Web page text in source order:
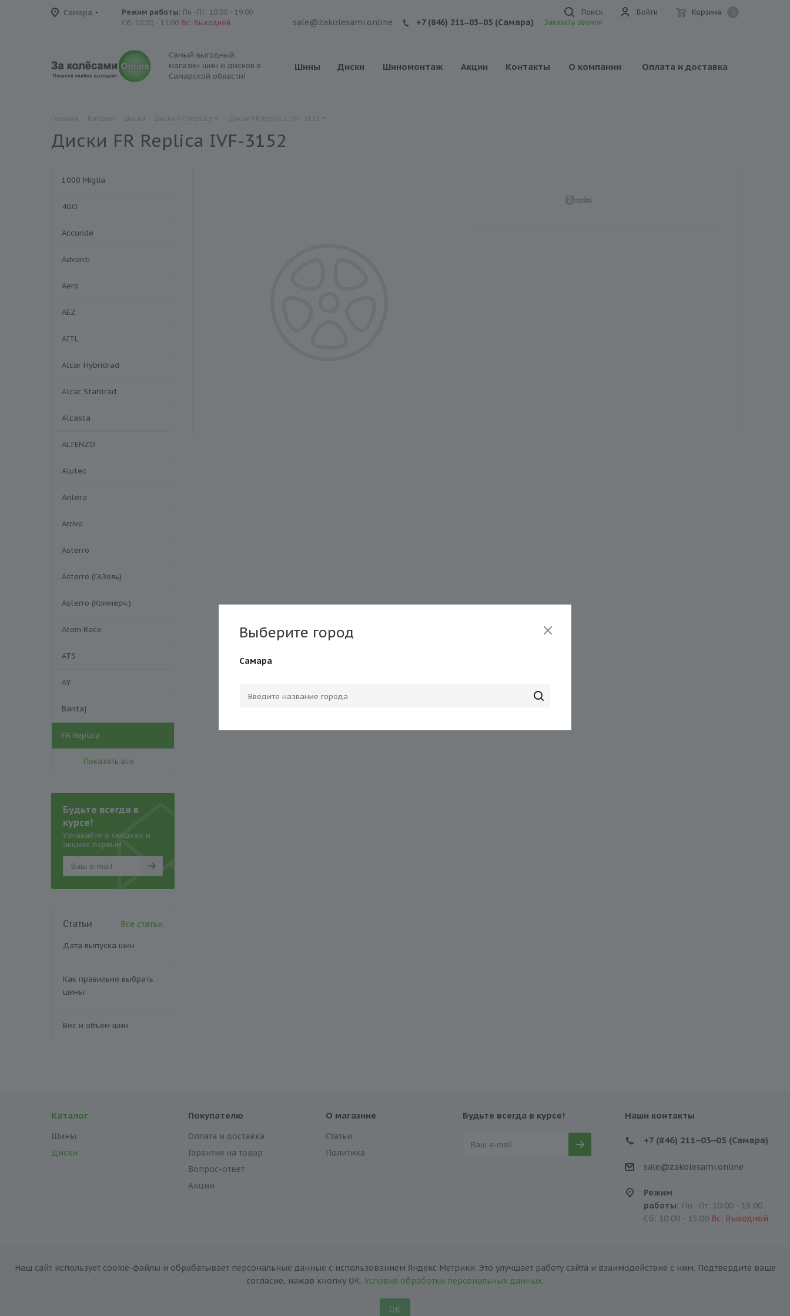
Самара Корзина
Войти
Режим работы: Пн -Пт: 10:00 - 19:00
Сб: 10:00 - 15:00 Вс: Выходной
Поиск
sale@zakolesami.online +7 (846) 211‒03‒05 (Самара) Заказать звонок
Самый выгодный
магазин шин и дисков в
Самарской области!
Шины Диски Шиномонтаж Акции Контакты О компании Оплата и доставка
Диски FR Replica IVF-3152
1000 Miglia
4GO
Accuride
Advanti
Aero
AEZ
AITL
Alcar Hybridrad
Alcar Stahlrad
Alcasta
ALTENZO
Alutec
Antera
Arrivo
Asterro
Asterro (ГАЗель)
Asterro (Коммерч.)
Atom Race
ATS
AY
Bantaj
FR Replica
Показать все
Будьте всегда в
курсе!
Узнавайте о скидках и
акциях первым
Статьи Все статьи
Дата выпуска шин
Как правильно выбрать
шины
Вес и объём шин
Каталог
Шины
Диски
Покупателю
Оплата и доставка
Гарантия на товар
Вопрос-ответ
Акции
О магазине
Статьи
Политика
Будьте всегда в курсе! Наши контакты
+7 (846) 211‒03‒05 (Самара)
sale@zakolesami.online
Режим
работы: Пн -Пт: 10:00 - 19:00
Сб: 10:00 - 15:00 Вс: Выходной
Наш сайт использует cookie-файлы и обрабатывает персональные данные с использованием Яндекс Метрики. Это улучшает работу сайта и взаимодействие с ним. Подтвердите ваше
согласие, нажав кнопку ОК. Условия обработки персональных данных.
ОК
Выберите город
Самара